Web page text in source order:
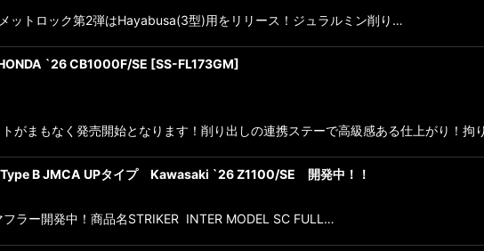
ットロック第2弾はHayabusa(3型)用をリリース！ジュラルミン削り…
`26 CB1000F/SE [SS-FL173GM]
がまもなく発売開始となります！削り出しの連携ステーで高級感ある仕上がり！拘
Type B JMCA UPタイプ Kawasaki `26 Z1100/SE 開発中！！
ラー開発中！商品名STRIKER INTER MODEL SC FULL…